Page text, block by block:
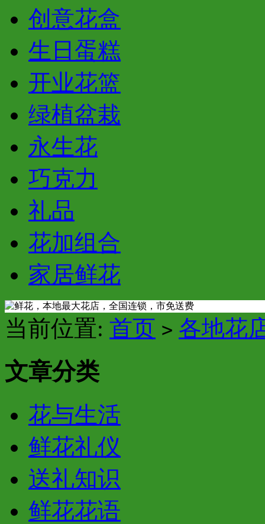
创意花盒
生日蛋糕
开业花篮
绿植盆栽
永生花
巧克力
礼品
花加组合
家居鲜花
当前位置: 首页 > 各地花
文章分类
花与生活
鲜花礼仪
送礼知识
鲜花花语